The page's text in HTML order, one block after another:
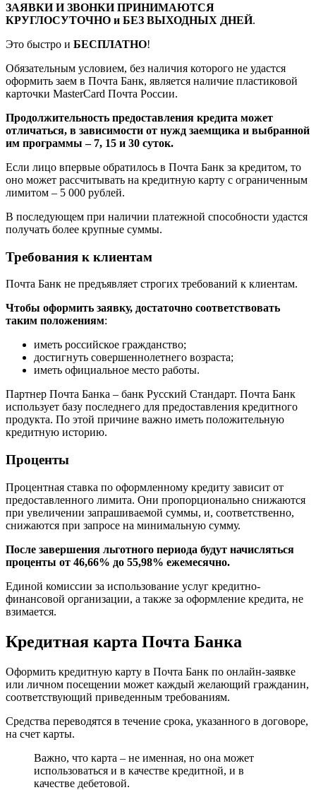
ЗАЯВКИ И ЗВОНКИ ПРИНИМАЮТСЯ
КРУГЛОСУТОЧНО и БЕЗ ВЫХОДНЫХ ДНЕЙ.
Это быстро и БЕСПЛАТНО!
Обязательным условием, без наличия которого не удастся
оформить заем в Почта Банк, является наличие пластиковой
карточки MasterCard Почта России.
Продолжительность предоставления кредита может
отличаться, в зависимости от нужд заемщика и выбранной
им программы – 7, 15 и 30 суток.
Если лицо впервые обратилось в Почта Банк за кредитом, то
оно может рассчитывать на кредитную карту с ограниченным
лимитом – 5 000 рублей.
В последующем при наличии платежной способности удастся
получать более крупные суммы.
Требования к клиентам
Почта Банк не предъявляет строгих требований к клиентам.
Чтобы оформить заявку, достаточно соответствовать
таким положениям:
иметь российское гражданство;
достигнуть совершеннолетнего возраста;
иметь официальное место работы.
Партнер Почта Банка – банк Русский Стандарт. Почта Банк
использует базу последнего для предоставления кредитного
продукта. По этой причине важно иметь положительную
кредитную историю.
Проценты
Процентная ставка по оформленному кредиту зависит от
предоставленного лимита. Они пропорционально снижаются
при увеличении запрашиваемой суммы, и, соответственно,
снижаются при запросе на минимальную сумму.
После завершения льготного периода будут начисляться
проценты от 46,66% до 55,98% ежемесячно.
Единой комиссии за использование услуг кредитно-
финансовой организации, а также за оформление кредита, не
взимается.
Кредитная карта Почта Банка
Оформить кредитную карту в Почта Банк по онлайн-заявке
или личном посещении может каждый желающий гражданин,
соответствующий приведенным требованиям.
Средства переводятся в течение срока, указанного в договоре,
на счет карты.
Важно, что карта – не именная, но она может
использоваться и в качестве кредитной, и в
качестве дебетовой.